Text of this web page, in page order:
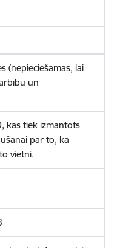
(nepieciešamas, lai
un
kas tiek izmantots
par to, kā
vietni.